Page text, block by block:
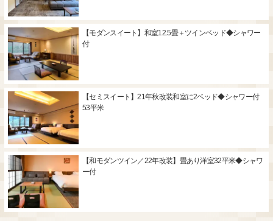
【モダンスイート】和室12.5畳＋ツインベッド◆シャワー
付
【セミスイート】21年秋改装和室に2ベッド◆シャワー付
53平米
【和モダンツイン／22年改装】畳あり洋室32平米◆シャワ
ー付